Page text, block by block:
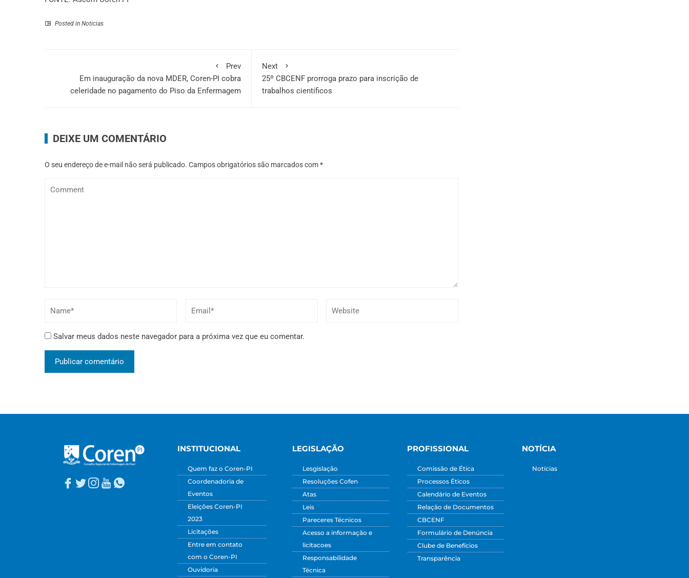
Posted in Noticias
Prev
Em inauguração da nova MDER, Coren-PI cobra
celeridade no pagamento do Piso da Enfermagem
Next
25º CBCENF prorroga prazo para inscrição de
trabalhos científicos
DEIXE UM COMENTÁRIO
O seu endereço de e-mail não será publicado. Campos obrigatórios são marcados com*
Salvar meus dados neste navegador para a próxima vez que eu comentar.
INSTITUCIONAL
Quem faz o Coren-PI
Coordenadoria de
Eventos
Eleições Coren-PI
2023
Licitações
Entre em contato
com o Coren-PI
Ouvidoria
LEGISLAÇÃO
Lesgislação
Resoluções Cofen
Atas
Leis
Pareceres Técnicos
Acesso a informação e
licitacoes
Responsabilidade
Técnica
PROFISSIONAL
Comissão de Ética
Processos Éticos
Calendário de Eventos
Relação de Documentos
CBCENF
Formulário de Denúncia
Clube de Benefícios
Transparência
NOTÍCIA
Notícias